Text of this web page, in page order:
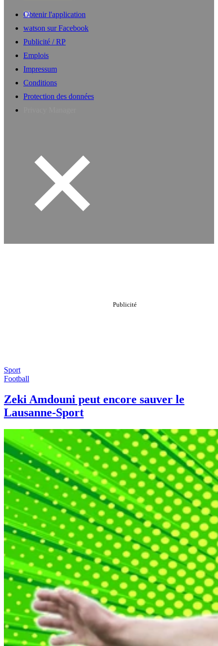
Obtenir l'application
watson sur Facebook
Publicité / RP
Emplois
Impressum
Conditions
Protection des données
Sport
Football
Zeki Amdouni peut encore sauver le
Lausanne-Sport